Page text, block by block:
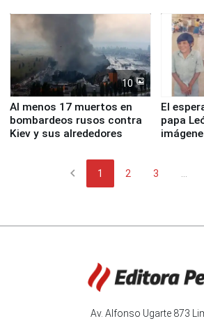
Fenómeno El Niño
de Chile
10
Al menos 17 muertos en
bombardeos rusos contra
Kiev y sus alrededores
El
papa
chevron_left 1 2 3
Av. Alfonso Ugarte 873